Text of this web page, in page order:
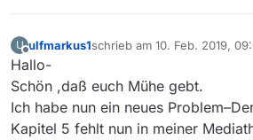
U
Offline
ulfmarkus1schrieb am 10. Feb. 2019,
zuletzt editiert von
Hallo-
Schön ,daß euch Mühe gebt.
Ich habe nun ein neues
Kapitel 5 fehlt nun in meiner